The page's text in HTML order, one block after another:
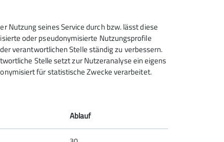
Nutzung seines Service durch bzw. lässt diese
oder pseudonymisierte Nutzungsprofile
verantwortlichen Stelle ständig zu verbessern.
Stelle setzt zur Nutzeranalyse ein eigens
für statistische Zwecke verarbeitet.
Ablauf